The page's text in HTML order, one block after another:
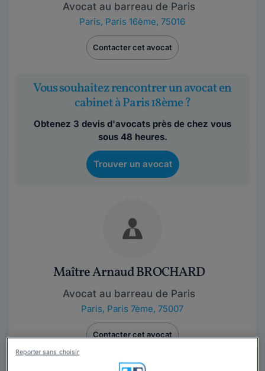
Avocat au barreau de Paris
Paris, Paris 16ème, 75016
Contacter cet avocat
Vous souhaitez rencontrer un avocat en
cabinet à Paris 18ème ?
Obtenez 3 devis d'avocats près de chez vous
sous 48 heures.
Trouver un avocat
Maître Arnaud BROCHARD
Avocat au barreau de Paris
Paris, Paris 7ème, 75007
Contacter cet avocat
Reporter sans choisir